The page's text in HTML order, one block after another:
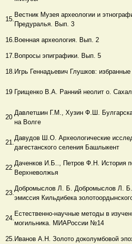
15.
Вестник Музея археологии и
Предуралья. Вып. 3
16. Военная археология. Вып. 2
17. Вопросы эпиграфики. Вып. 5
18. Игрь Геннадьевич Глушков:
19 Грищенко В.А. Ранний неолит о.
20
Давлетшин Г.М., Хузин Ф.Ш.
на Волге
21.
Давудов Ш.О. Археологические
дагестанского селения Башлыкент
22
Даченков И.Б.., Петров Ф.Н. История
Верхневолжья
23.
Добромыслов Л. Б. Добромыслов Л.
эмиссия Кильдибека
24.
Естественно-научные методы в
могильника. МИАРоссии №14
25. Иванов А.Н. Золото доколумбовой